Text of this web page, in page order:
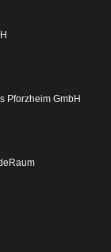
Pforzheim GmbH